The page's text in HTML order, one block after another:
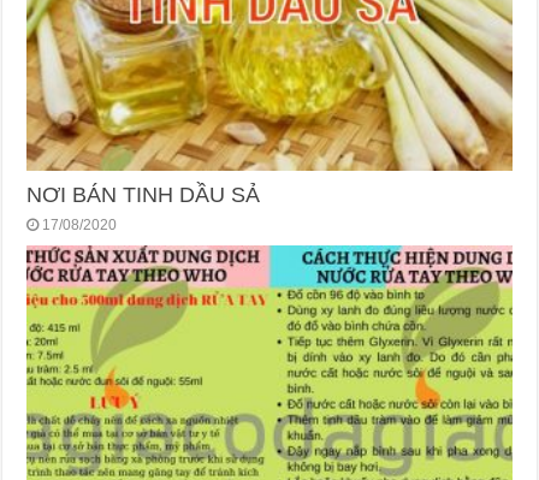
NƠI BÁN TINH DẦU SẢ
17/08/2020